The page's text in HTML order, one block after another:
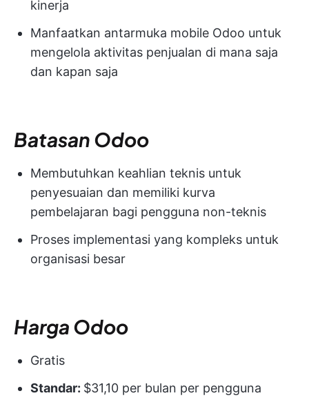
kinerja
Manfaatkan antarmuka mobile Odoo untuk
mengelola aktivitas penjualan di mana saja
dan kapan saja
Batasan Odoo
Membutuhkan keahlian teknis untuk
penyesuaian dan memiliki kurva
pembelajaran bagi pengguna non-teknis
Proses implementasi yang kompleks untuk
organisasi besar
Harga Odoo
Gratis
Standar: $31,10 per bulan per pengguna